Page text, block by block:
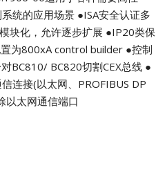
统的应用场景 ●ISA安全认证多
块化，允许逐步扩展 ●IP20类保
为800xA control builder ●控制
BC810/ BC820切割CEX总线 ●
连接(以太网、PROFIBUS DP
以太网通信端口